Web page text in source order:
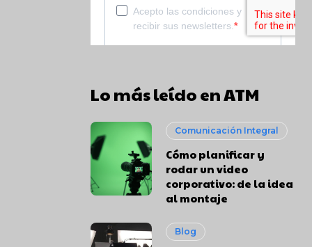
Lo más leído en ATM
Comunicación Integral
Cómo planificar y
rodar un video
corporativo: de la idea
al montaje
Blog